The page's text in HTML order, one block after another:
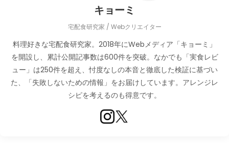
キョーミ
宅配食研究家 / Webクリエイター
料理好きな宅配食研究家。2018年にWebメディア「キョーミ」
を開設し、累計公開記事数は600件を突破。なかでも「実食レビ
ュー」は250件を超え、忖度なしの本音と徹底した検証に基づい
た、「失敗しないための情報」をお届けしています。アレンジレ
シピを考えるのも得意です。